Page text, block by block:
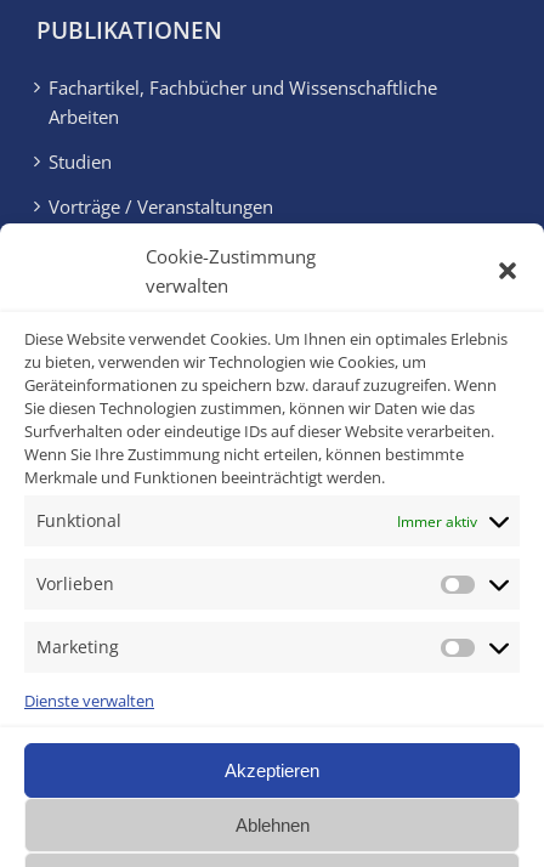
Cookie-Zustimmung
verwalten
Diese Website verwendet Cookies. Um Ihnen ein optimales Erlebnis
zu bieten, verwenden wir Technologien wie Cookies, um
Geräteinformationen zu speichern bzw. darauf zuzugreifen. Wenn
Sie diesen Technologien zustimmen, können wir Daten wie das
Surfverhalten oder eindeutige IDs auf dieser Website verarbeiten.
Wenn Sie Ihre Zustimmung nicht erteilen, können bestimmte
Merkmale und Funktionen beeinträchtigt werden.
Funktional Immer aktiv
Vorlieben
Marketing
Dienste verwalten
Akzeptieren
Ablehnen
PUBLIKATIONEN
Fachartikel, Fachbücher und Wissenschaftliche
Arbeiten
Studien
Vorträge / Veranstaltungen
Memoranden
Ankündigungen
KONTAKT
MAG. ELISABETH MOSER-MARZI
RECHTSANWÄLTIN
Schwertgasse 3
Tel+43 1 535 99 75